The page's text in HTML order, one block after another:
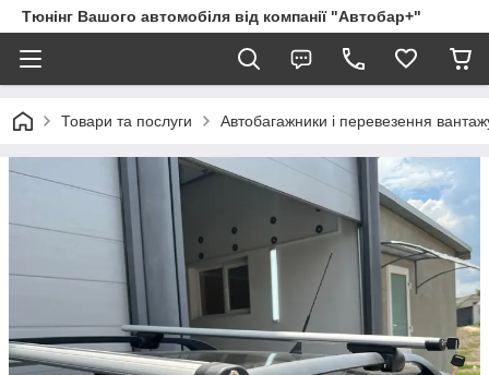
Тюнінг Вашого автомобіля від компанії "Автобар+"
Товари та послуги Автобагажники і перевезення